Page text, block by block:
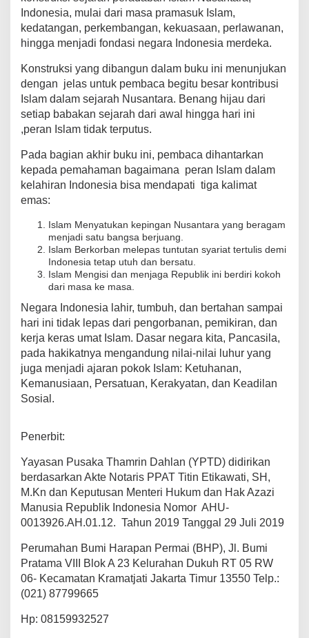
Indonesia, mulai dari masa pramasuk Islam,
kedatangan, perkembangan, kekuasaan, perlawanan,
hingga menjadi fondasi negara Indonesia merdeka.
Konstruksi yang dibangun dalam buku ini menunjukan
dengan jelas untuk pembaca begitu besar kontribusi
Islam dalam sejarah Nusantara. Benang hijau dari
setiap babakan sejarah dari awal hingga hari ini
,peran Islam tidak terputus.
Pada bagian akhir buku ini, pembaca dihantarkan
kepada pemahaman bagaimana peran Islam dalam
kelahiran Indonesia bisa mendapati tiga kalimat
emas:
Islam Menyatukan kepingan Nusantara yang beragam
menjadi satu bangsa berjuang.
Islam Berkorban melepas tuntutan syariat tertulis demi
Indonesia tetap utuh dan bersatu.
Islam Mengisi dan menjaga Republik ini berdiri kokoh
dari masa ke masa.
Negara Indonesia lahir, tumbuh, dan bertahan sampai
hari ini tidak lepas dari pengorbanan, pemikiran, dan
kerja keras umat Islam. Dasar negara kita, Pancasila,
pada hakikatnya mengandung nilai-nilai luhur yang
juga menjadi ajaran pokok Islam: Ketuhanan,
Kemanusiaan, Persatuan, Kerakyatan, dan Keadilan
Sosial.
Penerbit:
Yayasan Pusaka Thamrin Dahlan (YPTD) didirikan
berdasarkan Akte Notaris PPAT Titin Etikawati, SH,
M.Kn dan Keputusan Menteri Hukum dan Hak Azazi
Manusia Republik Indonesia Nomor AHU-
0013926.AH.01.12. Tahun 2019 Tanggal 29 Juli 2019
Perumahan Bumi Harapan Permai (BHP), Jl. Bumi
Pratama VIII Blok A 23 Kelurahan Dukuh RT 05 RW
06- Kecamatan Kramatjati Jakarta Timur 13550 Telp.:
(021) 87799665
Hp: 08159932527